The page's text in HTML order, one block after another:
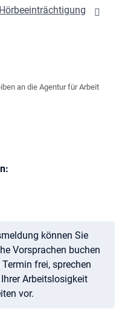
an die Agentur für Arbeit
können Sie
Vorsprachen buchen
frei, sprechen
Arbeitslosigkeit
vor.